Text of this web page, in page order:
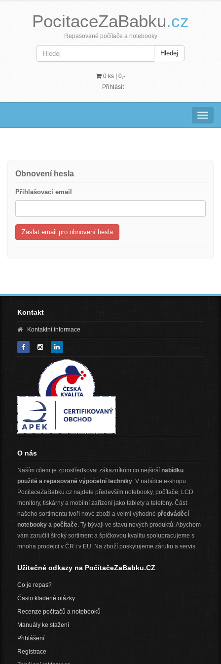
PocitaceZaBabku.cz
Repasované počítače a notebooky
Hledej
0 ks | 0,-
Přihlásit
Obnovení hesla
Přihlašovací email
Zaslat email pro obnovení hesla
Kontakt
Kontaktní informace
O nás
Naším cílem je zprostředkovat zákazníkům co nejširší nabídku
použité a repasované výpočetní techniky. V nabídce e-shopu
PocitaceZaBabku.cz najdete především notebooky, počítače, LCD
monitory, tiskárny a mobilní zařízení jako tablety a telefony. Část
našeho sortimentu tvoří nové zboží a velmi výhodné předváděcí
notebooky a počítače. Ty bývají ve stavu nových produktů. Abychom
vám zaručili široký sortiment a špičkovou kvalitu spolupracujeme s
mnoha prodejci v ČR i v EU. Na zboží poskytujeme záruku a servis.
Užitečné odkazy na PočítačeZaBabku.CZ
Co je repas?
Často kladené otázky
Recenze počítačů a notebooků
Manuály ke stažení
Přihlášení
Registrace